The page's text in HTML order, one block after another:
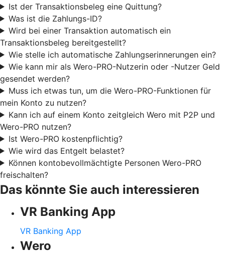
Ist der Transaktionsbeleg eine Quittung?
Was ist die Zahlungs-ID?
Wird bei einer Transaktion automatisch ein
Transaktionsbeleg bereitgestellt?
Wie stelle ich automatische Zahlungserinnerungen ein?
Wie kann mir als Wero-PRO-Nutzerin oder -Nutzer Geld
gesendet werden?
Muss ich etwas tun, um die Wero-PRO-Funktionen für
mein Konto zu nutzen?
Kann ich auf einem Konto zeitgleich Wero mit P2P und
Wero-PRO nutzen?
Ist Wero-PRO kostenpflichtig?
Wie wird das Entgelt belastet?
Können kontobevollmächtigte Personen Wero-PRO
freischalten?
Das könnte Sie auch interessieren
VR Banking App
VR Banking App
Wero